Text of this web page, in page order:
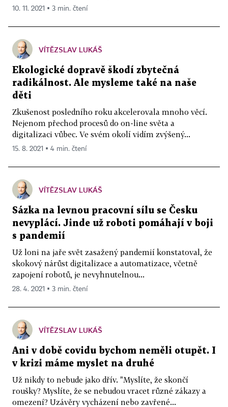
10. 11. 2021 ▪ 3 min. čtení
VÍTĚZSLAV LUKÁŠ
Ekologické dopravě škodí zbytečná
radikálnost. Ale mysleme také na naše
děti
Zkušenost posledního roku akcelerovala mnoho věcí.
Nejenom přechod procesů do on-line světa a
digitalizaci vůbec. Ve svém okolí vidím zvýšený...
15. 8. 2021 ▪ 4 min. čtení
VÍTĚZSLAV LUKÁŠ
Sázka na levnou pracovní sílu se Česku
nevyplácí. Jinde už roboti pomáhají v boji
s pandemií
Už loni na jaře svět zasažený pandemií konstatoval, že
skokový nárůst digitalizace a automatizace, včetně
zapojení robotů, je nevyhnutelnou...
28. 4. 2021 ▪ 3 min. čtení
VÍTĚZSLAV LUKÁŠ
Ani v době covidu bychom neměli otupět. I
v krizi máme myslet na druhé
Už nikdy to nebude jako dřív. "Myslíte, že skončí
roušky? Myslíte, že se nebudou vracet různé zákazy a
omezení? Uzávěry vycházení nebo zavřené...